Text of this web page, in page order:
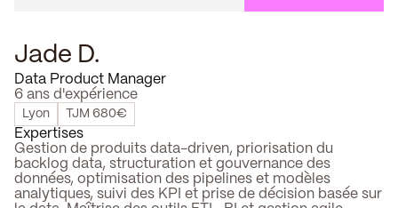
Jade D.
Data Product Manager
6 ans d'expérience
Lyon TJM 680€
Expertises
Gestion de produits data-driven, priorisation du
backlog data, structuration et gouvernance des
données, optimisation des pipelines et modèles
analytiques, suivi des KPI et prise de décision basée sur